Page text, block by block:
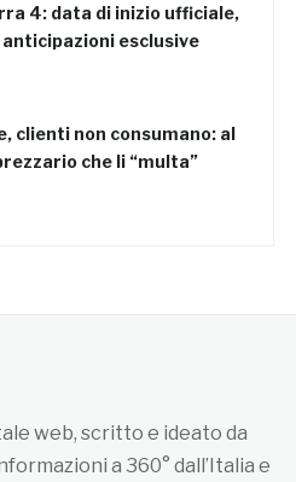
4: data di inizio ufficiale,
anticipazioni esclusive
clienti non consumano: al
che li “multa”
web, scritto e ideato da
a 360° dall’Italia e